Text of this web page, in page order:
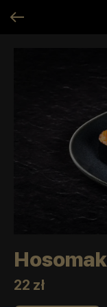
22 zł